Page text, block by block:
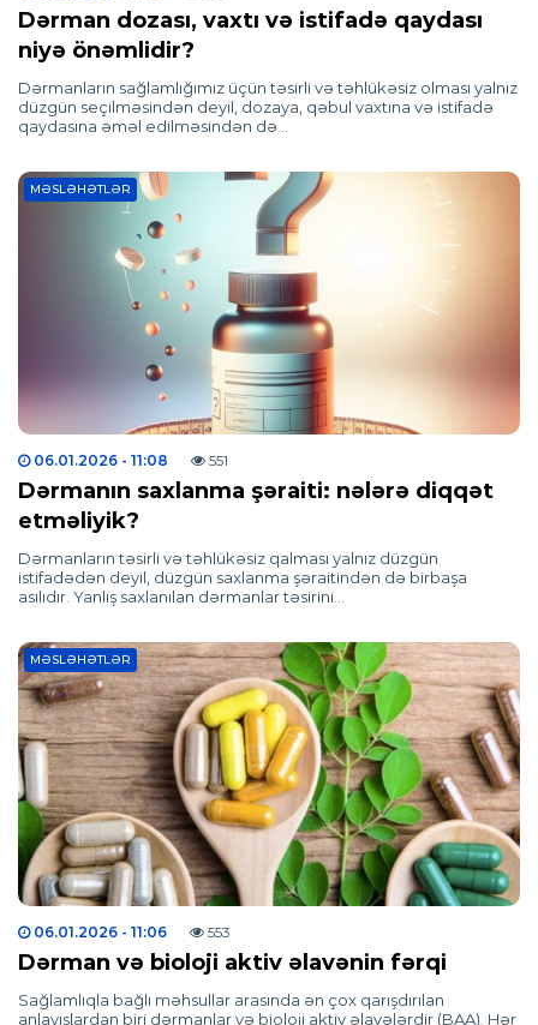
Dərman dozası, vaxtı və istifadə qaydası
niyə önəmlidir?
Dərmanların sağlamlığımız üçün təsirli və təhlükəsiz olması yalnız
düzgün seçilməsindən deyil, dozaya, qəbul vaxtına və istifadə
qaydasına əməl edilməsindən də…
MƏSLƏHƏTLƏR
06.01.2026 - 11:08 551
Dərmanın saxlanma şəraiti: nələrə diqqət
etməliyik?
Dərmanların təsirli və təhlükəsiz qalması yalnız düzgün
istifadədən deyil, düzgün saxlanma şəraitindən də birbaşa
asılıdır. Yanlış saxlanılan dərmanlar təsirini…
MƏSLƏHƏTLƏR
06.01.2026 - 11:06 553
Dərman və bioloji aktiv əlavənin fərqi
Sağlamlıqla bağlı məhsullar arasında ən çox qarışdırılan
anlayışlardan biri dərmanlar və bioloji aktiv əlavələrdir (BAA). Hər